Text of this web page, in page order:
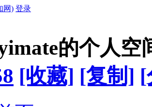
网) 登录
的个人空
[收藏] [复制] [